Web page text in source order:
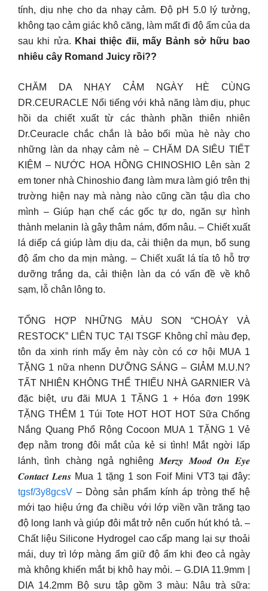
tính, dịu nhẹ cho da nhạy cảm. Độ pH 5.0 lý tưởng,
không tạo cảm giác khô căng, làm mất đi độ ẩm của da
sau khi rửa. Khai thiệc đii, mấy Bảnh sở hữu bao
nhiêu cây Romand Juicy rồi??
CHĂM DA NHẠY CẢM NGÀY HÈ CÙNG
DR.CEURACLE Nổi tiếng với khả năng làm dịu, phục
hồi da chiết xuất từ các thành phần thiên nhiên
Dr.Ceuracle chắc chắn là bảo bối mùa hè này cho
những làn da nhạy cảm nè – CHĂM DA SIÊU TIẾT
KIỆM – NƯỚC HOA HỒNG CHINOSHIO Lên sàn 2
em toner nhà Chinoshio đang làm mưa làm gió trên thị
trường hiện nay mà nàng nào cũng cần tậu dìa cho
mình – Giúp hạn chế các gốc tự do, ngăn sự hình
thành melanin là gây thâm nám, đốm nâu. – Chiết xuất
lá diếp cá giúp làm dịu da, cải thiện da mụn, bổ sung
độ ẩm cho da mịn màng. – Chiết xuất lá tía tô hỗ trợ
dưỡng trắng da, cải thiện làn da có vấn đề về khô
sạm, lỗ chân lông to.
TỔNG HỢP NHỮNG MÀU SON “CHOÁY VÀ
RESTOCK” LIÊN TỤC TẠI TSGF Không chỉ màu đẹp,
tôn da xinh rinh mấy ẻm này còn có cơ hội MUA 1
TẶNG 1 nữa nhenn DƯỠNG SÁNG – GIẢM M.U.N?
TẤT NHIÊN KHÔNG THỂ THIẾU NHÀ GARNIER Và
đặc biệt, ưu đãi MUA 1 TẶNG 1 + Hóa đơn 199K
TẶNG THÊM 1 Túi Tote HOT HOT HOT Sữa Chống
Nắng Quang Phổ Rộng Cocoon MUA 1 TẶNG 1 Vẻ
đẹp nằm trong đôi mắt của kẻ si tình! Mắt ngời lấp
lánh, tình chàng ngả nghiêng 𝑴𝒆𝒓𝒛𝒚 𝑴𝒐𝒐𝒅 𝑶𝒏 𝑬𝒚𝒆
𝑪𝒐𝒏𝒕𝒂𝒄𝒕 𝑳𝒆𝒏𝒔 Mua 1 tặng 1 son Foif Mini VT3 tại đây:
tgsf/3y8gcsV – Dòng sản phẩm kính áp tròng thế hệ
mới tạo hiệu ứng đa chiều với lớp viền vần trăng tạo
độ long lanh và giúp đôi mắt trở nên cuốn hút khó tả. –
Chất liệu Silicone Hydrogel cao cấp mang lại sự thoải
mái, duy trì lớp màng ẩm giữ độ ẩm khi đeo cả ngày
mà không khiến mắt bị khô hay mỏi. – G.DIA 11.9mm |
DIA 14.2mm Bộ sưu tập gồm 3 màu: Nâu trà sữa: